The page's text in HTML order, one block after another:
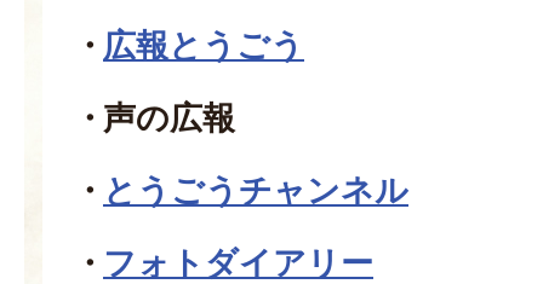
広報とうごう
声の広報
とうごうチャンネル
フォトダイアリー